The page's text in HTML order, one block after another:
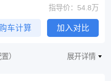
指导价：54.8万
购车计算 加入对比
） 展开详情